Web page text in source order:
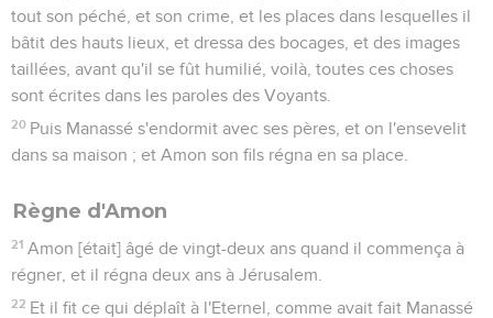
tout son péché, et son crime, et les places dans lesquelles il
bâtit des hauts lieux, et dressa des bocages, et des images
taillées, avant qu'il se fût humilié, voilà, toutes ces choses
sont écrites dans les paroles des Voyants.
20 Puis Manassé s'endormit avec ses pères, et on l'ensevelit
dans sa maison ; et Amon son fils régna en sa place.
Règne d'Amon
21 Amon [était] âgé de vingt-deux ans quand il commença à
régner, et il régna deux ans à Jérusalem.
22 Et il fit ce qui déplaît à l'Eternel, comme avait fait Manassé